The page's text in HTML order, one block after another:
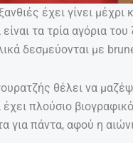
έχει γίνει μέχρι
τα τρία αγόρια
δεσμεύονται με
θέλει να
πλούσιο
για πάντα, αφού η